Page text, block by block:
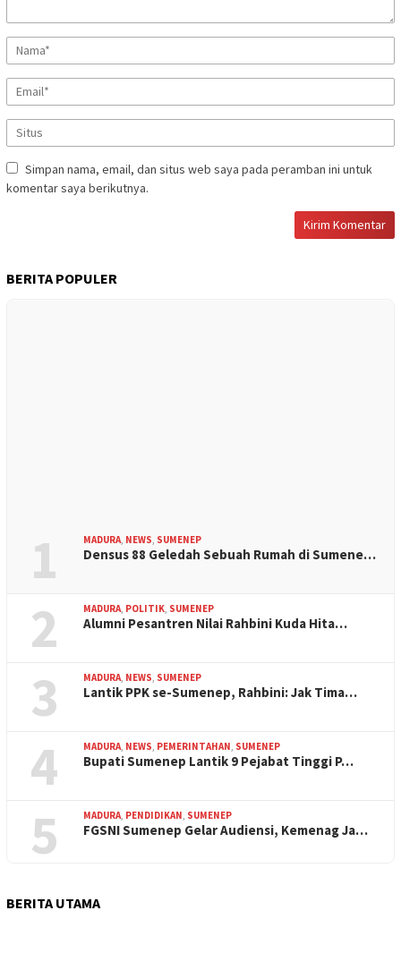
Simpan nama, email, dan situs web saya pada peramban ini untuk
komentar saya berikutnya.
BERITA POPULER
1 MADURA, NEWS, SUMENEP
Densus 88 Geledah Sebuah Rumah di Sumene…
2 MADURA, POLITIK, SUMENEP
Alumni Pesantren Nilai Rahbini Kuda Hita…
3 MADURA, NEWS, SUMENEP
Lantik PPK se-Sumenep, Rahbini: Jak Tima…
4 MADURA, NEWS, PEMERINTAHAN, SUMENEP
Bupati Sumenep Lantik 9 Pejabat Tinggi P…
5 MADURA, PENDIDIKAN, SUMENEP
FGSNI Sumenep Gelar Audiensi, Kemenag Ja…
BERITA UTAMA